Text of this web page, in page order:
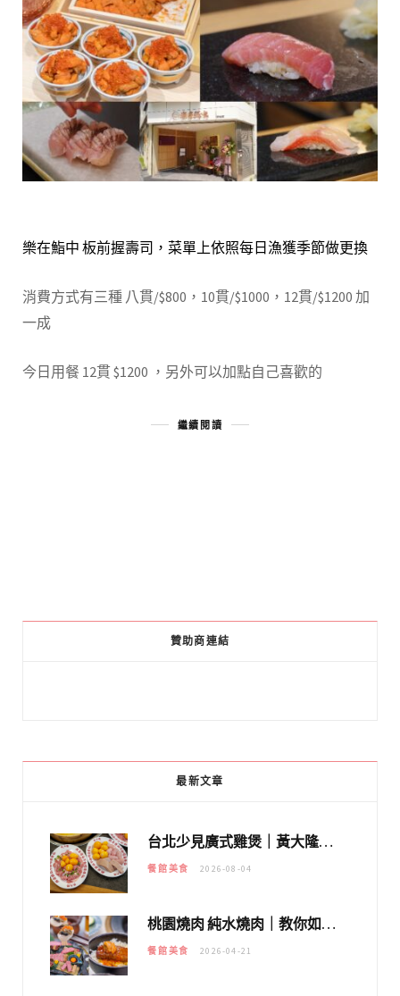
樂在鮨中 板前握壽司，菜單上依照每日漁獲季節做更換
消費方式有三種 八貫/$800，10貫/$1000，12貫/$1200 加
一成
今日用餐 12貫 $1200 ，另外可以加點自己喜歡的
繼續閱讀
贊助商連結
最新文章
台北少見廣式雞煲｜黃大隆濃郁煲湯：經典提燈與溫體雞肉，熬夜修仙不如來喝湯！
餐館美食 2026-08-04
桃園燒肉 純水燒肉｜教你如何優惠吃日本A5和牛各種部位，私房菜誠意吃好吃滿
餐館美食 2026-04-21